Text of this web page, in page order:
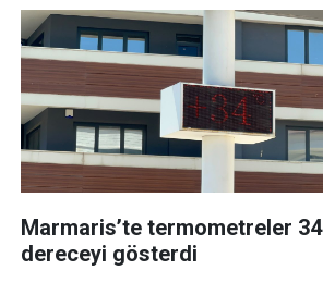
Marmaris’te termometreler 34
dereceyi gösterdi